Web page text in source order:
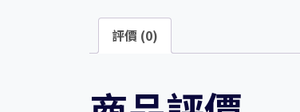
評價 (0)